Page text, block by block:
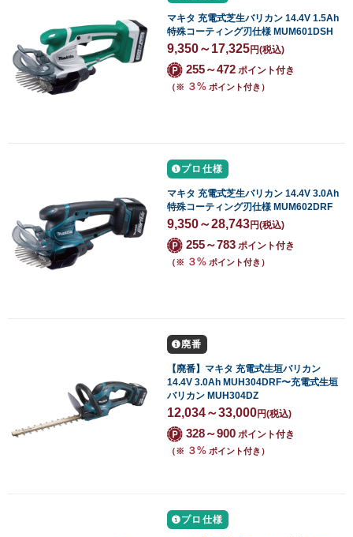
マキタ 充電式芝生バリカン 14.4V 1.5Ah
特殊コーティング刃仕様 MUM601DSH
9,350～17,325円(税込)
255～472 ポイント付き
（※ ３% ポイント付き）
プロ仕様
マキタ 充電式芝生バリカン 14.4V 3.0Ah
特殊コーティング刃仕様 MUM602DRF
9,350～28,743円(税込)
255～783 ポイント付き
（※ ３% ポイント付き）
廃番
【廃番】マキタ 充電式生垣バリカン
14.4V 3.0Ah MUH304DRF〜充電式生垣
バリカン MUH304DZ
12,034～33,000円(税込)
328～900 ポイント付き
（※ ３% ポイント付き）
プロ仕様